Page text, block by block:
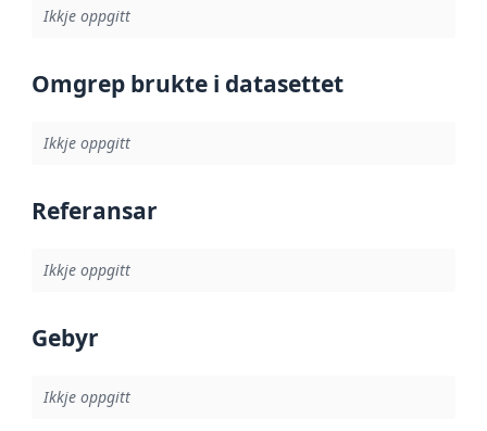
Ikkje oppgitt
Omgrep brukte i datasettet
Ikkje oppgitt
Referansar
Ikkje oppgitt
Gebyr
Ikkje oppgitt